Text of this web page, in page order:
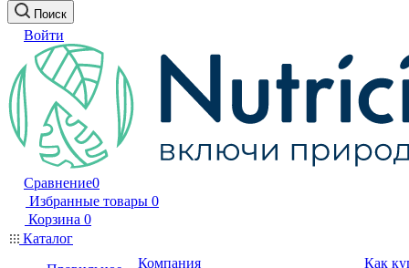
Поиск
Войти
Сравнение0
Избранные товары 0
Корзина 0
Каталог
Компания
Как